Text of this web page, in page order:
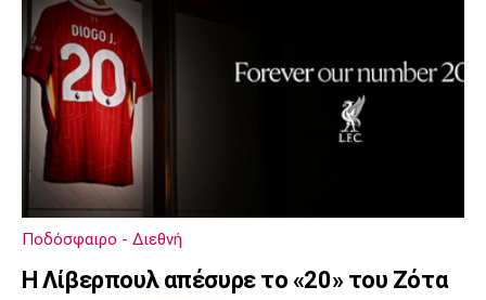
Ποδόσφαιρο - Διεθνή
Η Λίβερπουλ απέσυρε το «20» του Ζότα